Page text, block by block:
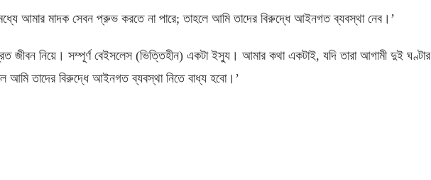
আমার মাদক সেবন প্রুভ করতে না পারে;তাহলে আমি তাদের বিরুদ্ধে আইনগত ব্যবস্থা নেব।’
জীবন নিয়ে। সম্পূর্ণ বেইসলেস (ভিত্তিহীন) একটা ইস্যু। আমার কথা একটাই, যদি তারা আগামী দুই ঘণ্টার
আমি তাদের বিরুদ্ধে আইনগত ব্যবস্থা নিতে বাধ্য হবো।’